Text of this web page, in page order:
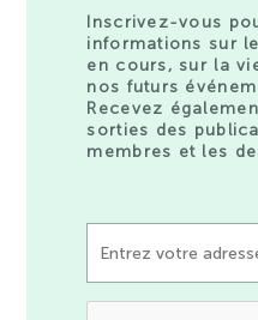
Inscrivez-vous
informations sur
en cours, sur la
nos futurs
Recevez
sorties des
membres et les